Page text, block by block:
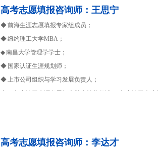
高考志愿填报咨询师：王思宁
◆ 前海生涯志愿填报专家组成员；
◆ 纽约理工大学MBA；
◆ 南昌大学管理学学士；
◆ 国家认证生涯规划师；
◆ 上市公司组织与学习发展负责人；
高考志愿填报咨询师：李达才